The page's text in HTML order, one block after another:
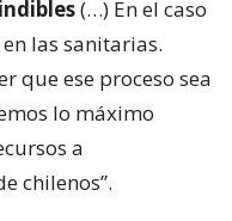
(…) En el caso
las sanitarias.
que ese proceso sea
lo máximo
a
chilenos”.